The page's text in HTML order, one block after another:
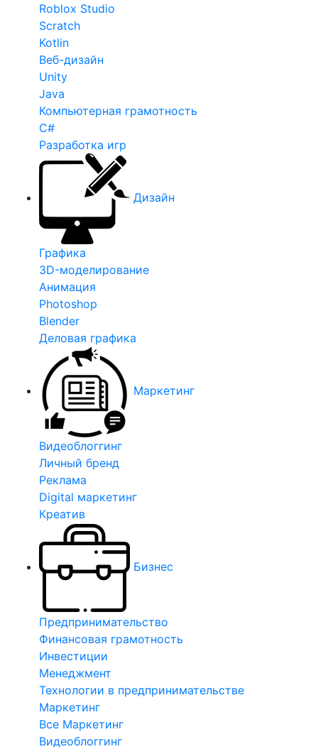
Roblox Studio
Scratch
Kotlin
Веб-дизайн
Unity
Java
Компьютерная грамотность
C#
Разработка игр
Дизайн
Графика
3D-моделирование
Анимация
Photoshop
Blender
Деловая графика
Маркетинг
Видеоблоггинг
Личный бренд
Реклама
Digital маркетинг
Креатив
Бизнес
Предпринимательство
Финансовая грамотность
Инвестиции
Менеджмент
Технологии в предпринимательстве
Маркетинг
Все Маркетинг
Видеоблоггинг